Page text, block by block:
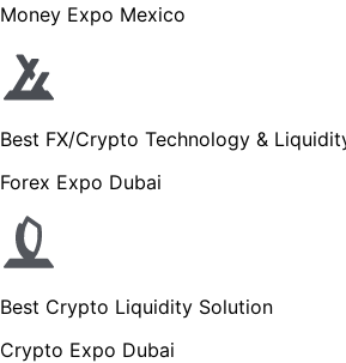
Money Expo Mexico
Best FX/Crypto Technology &
Forex Expo Dubai
Best Crypto Liquidity Solution
Crypto Expo Dubai